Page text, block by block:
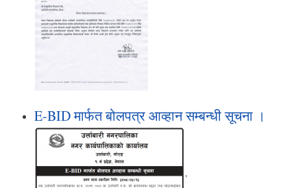
E-BID मार्फत बोलपत्र आव्हान सम्बन्धी सूचना ।
,